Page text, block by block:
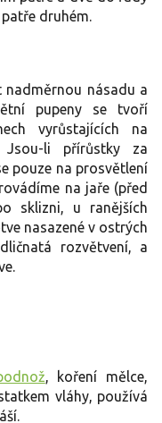
druhém.
nadměrnou násadu a
pupeny se tvoří
vyrůstajících na
li přírůstky za
pouze na prosvětlení
na jaře (před
sklizni, u ranějších
nasazené v ostrých
rozvětvení, a
, koření mělce,
vláhy, používá